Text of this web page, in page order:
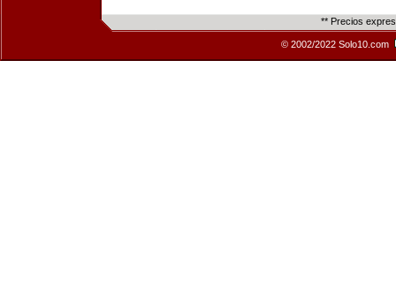
** Precios
© 2002/2022 Solo10.com